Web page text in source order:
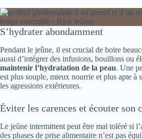
S’hydrater abondamment
Pendant le jeûne, il est crucial de boire
aussi d’intégrer des infusions, bouillons ou
maintenir l’hydratation de la peau. Une
est plus souple, mieux nourrie et plus apte à
les agressions extérieures.
Éviter les carences et écouter son
Le jeûne intermittent peut être mal toléré si
des phases de prise alimentaire n’est pas